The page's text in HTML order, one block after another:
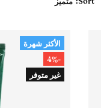
الأكثر شهرة
-4%
غير متوفر